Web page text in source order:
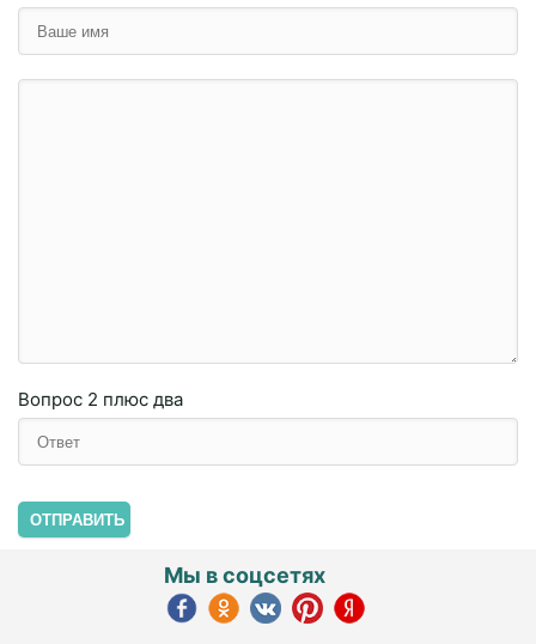
Вопрос 2 плюc двa
ОТПРАВИТЬ
Мы в соцсетях